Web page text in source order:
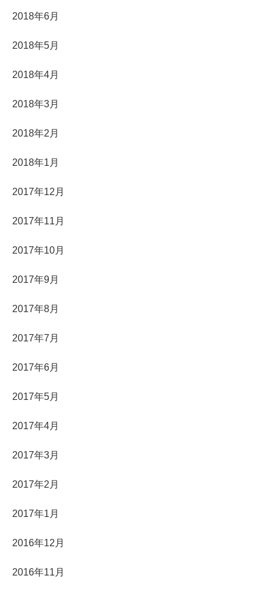
2018年6月
2018年5月
2018年4月
2018年3月
2018年2月
2018年1月
2017年12月
2017年11月
2017年10月
2017年9月
2017年8月
2017年7月
2017年6月
2017年5月
2017年4月
2017年3月
2017年2月
2017年1月
2016年12月
2016年11月